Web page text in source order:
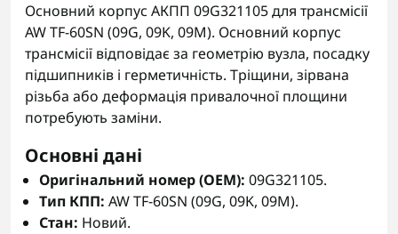
Основний корпус АКПП 09G321105 для трансмісії
AW TF-60SN (09G, 09K, 09M). Основний корпус
трансмісії відповідає за геометрію вузла, посадку
підшипників і герметичність. Тріщини, зірвана
різьба або деформація привалочної площини
потребують заміни.
Основні дані
Оригінальний номер (OEM): 09G321105.
Тип КПП: AW TF-60SN (09G, 09K, 09M).
Стан: Новий.